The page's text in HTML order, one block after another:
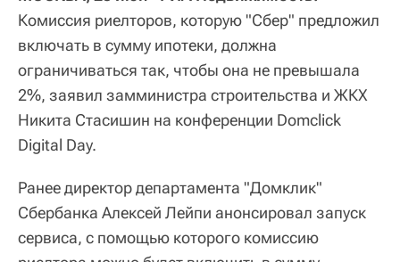
Комиссия риелторов, которую "Сбер" предложил
включать в сумму ипотеки, должна
ограничиваться так, чтобы она не превышала
2%, заявил замминистра строительства и ЖКХ
Никита Стасишин на конференции Domclick
Digital Day.
Ранее директор департамента "Домклик"
Сбербанка Алексей Лейпи анонсировал запуск
сервиса, с помощью которого комиссию